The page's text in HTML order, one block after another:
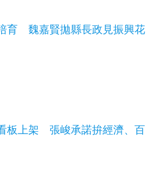
育 魏嘉賢拋縣長政見振興花
板上架 張峻承諾拚經濟、百